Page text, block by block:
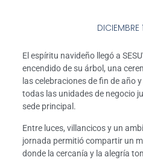
El espíritu navideño llegó a
encendido de su árbol, una
las celebraciones de fin de año
todas las unidades de negocio
sede principal.
Entre luces, villancicos y un
jornada permitió compartir un
donde la cercanía y la alegría